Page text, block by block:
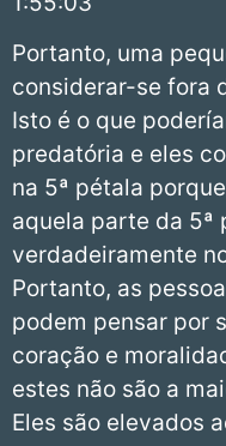
Portanto, uma
considerar-se fora
Isto é o que
predatória e eles
na 5ª pétala
aquela parte da 5ª
verdadeiramente
Portanto, as
podem pensar por
coração e
estes não são a
Eles são elevados